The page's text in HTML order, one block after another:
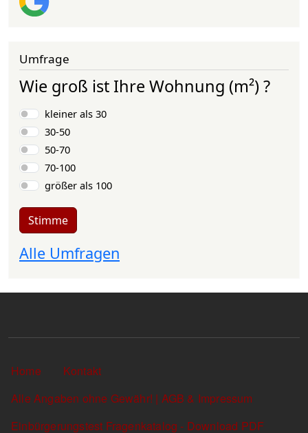
Umfrage
Wie groß ist Ihre Wohnung (m²) ?
Auswahlmöglichkeiten
kleiner als 30
30-50
50-70
70-100
größer als 100
Stimme
Alle Umfragen
Sekundärlinks
Home
Kontakt
Alle Angaben ohne Gewähr! | AGB & Impressum
Einbürgerungstest Fragenkatalog - Download PDF